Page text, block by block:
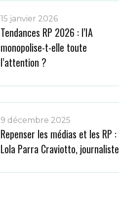
15 janvier 2026
Tendances RP 2026 : l’IA
monopolise-t-elle toute
l’attention ?
9 décembre 2025
Repenser les médias et les RP :
Lola Parra Craviotto, journaliste